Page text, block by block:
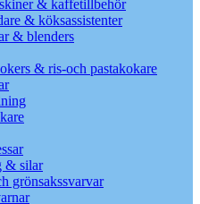
& kaffetillbehör
& köksassistenter
& blenders
& ris-och pastakokare
& silar
grönsakssvarvar